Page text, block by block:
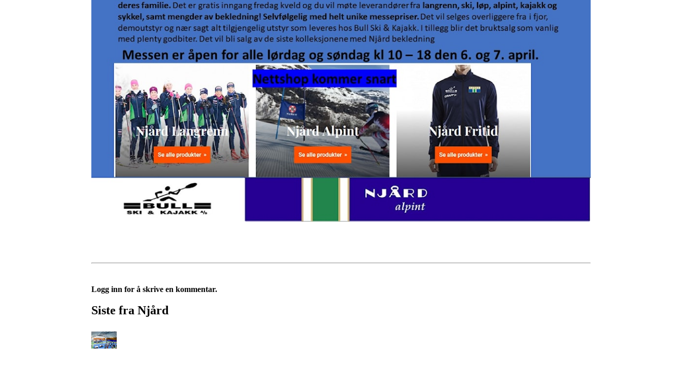
Logg inn for å skrive en kommentar.
Siste fra Njård